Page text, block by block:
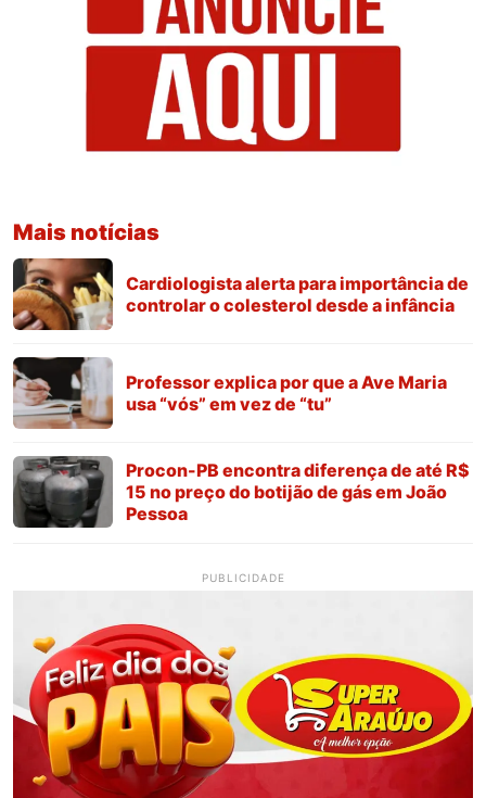
Mais notícias
Cardiologista alerta para importância de
controlar o colesterol desde a infância
Professor explica por que a Ave Maria
usa “vós” em vez de “tu”
Procon-PB encontra diferença de até R$
15 no preço do botijão de gás em João
Pessoa
PUBLICIDADE